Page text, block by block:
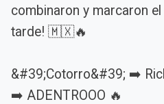
combinaron y marcaron
tarde! 🇲🇽🔥
&#39;Cotorro&#39; ➡️
➡️ ADENTROOO 🔥